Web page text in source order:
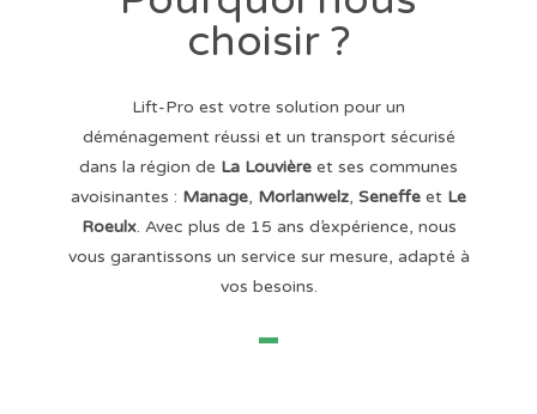
choisir ?
Lift-Pro est votre solution pour un
déménagement réussi et un transport sécurisé
dans la région de La Louvière et ses communes
avoisinantes : Manage, Morlanwelz, Seneffe et Le
Roeulx. Avec plus de 15 ans d’expérience, nous
vous garantissons un service sur mesure, adapté à
vos besoins.